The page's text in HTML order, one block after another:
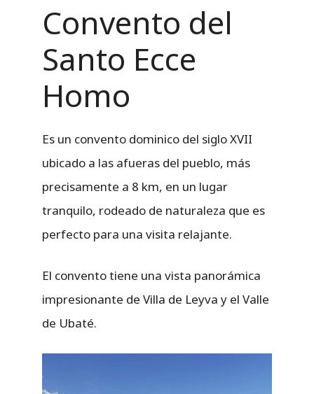
Convento del
Santo Ecce
Homo
Es un convento dominico del siglo XVII
ubicado a las afueras del pueblo, más
precisamente a 8 km, en un lugar
tranquilo, rodeado de naturaleza que es
perfecto para una visita relajante.
El convento tiene una vista panorámica
impresionante de Villa de Leyva y el Valle
de Ubaté.